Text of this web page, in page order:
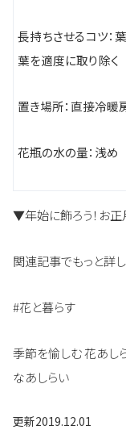
長持ちさせるコツ：
葉を適度に取り除く
置き場所：直接冷暖
花瓶の水の量：浅め
▼年始に飾ろう！お
関連記事でもっと詳し
#花と暮らす
季節を愉しむ 花あし
なあしらい
更新2019.12.01